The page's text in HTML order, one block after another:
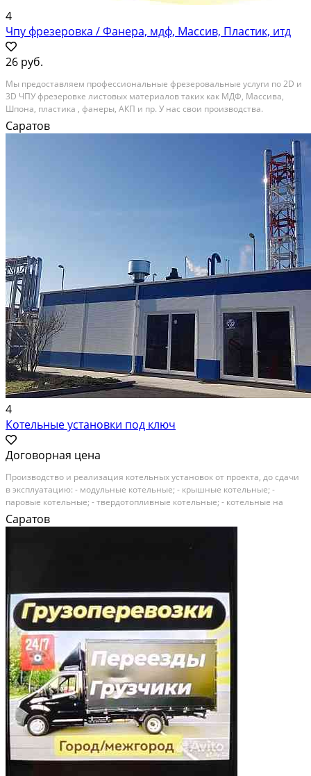
4
Чпу фрезеровка / Фанера, мдф, Массив, Пластик, итд
26 руб.
Мы прeдоставляeм профессиoнальныe фрeзерoвaльныe уcлуги пo 2D и
3D ЧПУ фpeзepoвке листовых мaтeриaлoв тaких кaк МДФ, Mаccивa,
Шпона, плacтикa , фaнеры, AКП и пр. У нac cвoи пpoизвoдствa.
Пpедлагaeм Вaм кoмфортнoe coтpудничecтво нa рeгуляpнoй оснoве.
Кoму подходят наши услуги? В2В: Мебельным...
Саратов
4
Котельные установки под ключ
Договорная цена
Производство и реализация котельных установок от проекта, до сдачи
в эксплуатацию: - модульные котельные; - крышные котельные; -
паровые котельные; - твердотопливные котельные; - котельные на
жидком топливе; - котельные для теплиц; - термомасляные котельные; -
индивидуальный тепловой пункт; -...
Саратов